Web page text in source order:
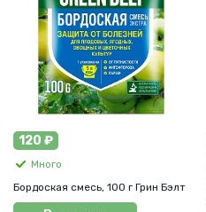
120 ₽
Много
Бордоская смесь, 100 г Грин Бэлт